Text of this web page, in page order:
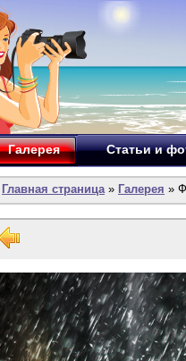
Галерея Статьи и
Главная страница» Галерея »